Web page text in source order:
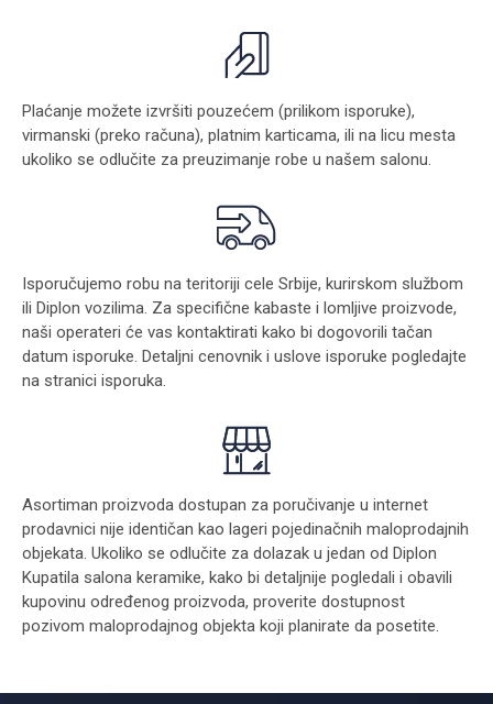
Plaćanje možete izvršiti pouzećem (prilikom isporuke),
virmanski (preko računa), platnim karticama, ili na licu mesta
ukoliko se odlučite za preuzimanje robe u našem salonu.
Isporučujemo robu na teritoriji cele Srbije, kurirskom službom
ili Diplon vozilima. Za specifične kabaste i lomljive proizvode,
naši operateri će vas kontaktirati kako bi dogovorili tačan
datum isporuke. Detaljni cenovnik i uslove isporuke pogledajte
na stranici isporuka.
Asortiman proizvoda dostupan za poručivanje u internet
prodavnici nije identičan kao lageri pojedinačnih maloprodajnih
objekata. Ukoliko se odlučite za dolazak u jedan od Diplon
Kupatila salona keramike, kako bi detaljnije pogledali i obavili
kupovinu određenog proizvoda, proverite dostupnost
pozivom maloprodajnog objekta koji planirate da posetite.